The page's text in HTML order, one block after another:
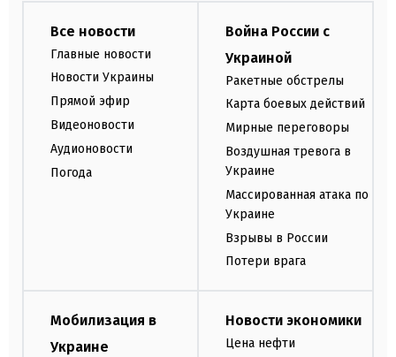
Все новости
Главные новости
Новости Украины
Прямой эфир
Видеоновости
Аудионовости
Погода
Война России с
Украиной
Ракетные обстрелы
Карта боевых действий
Мирные переговоры
Воздушная тревога в
Украине
Массированная атака по
Украине
Взрывы в России
Потери врага
Мобилизация в
Украине
Новости экономики
Цена нефти